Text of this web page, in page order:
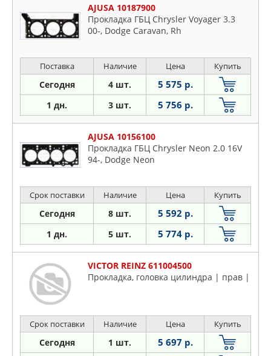
AJUSA 10187900
Прокладка ГБЦ Chrysler Voyager 3.3
00-, Dodge Caravan, Rh
Поставка Наличие Цена Купить
Сегодня 4 шт. 5 575 р.
1 дн. 3 шт. 5 756 р.
AJUSA 10156100
Прокладка ГБЦ Chrysler Neon 2.0 16V
94-, Dodge Neon
Срок поставки Наличие Цена Купить
Сегодня 8 шт. 5 592 р.
1 дн. 5 шт. 5 774 р.
VICTOR REINZ 611004500
Прокладка, головка цилиндра | прав |
Срок поставки Наличие Цена Купить
Сегодня 1 шт. 5 697 р.